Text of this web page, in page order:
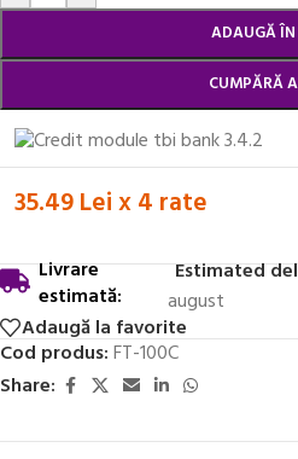
ADAUGĂ ÎN
CUMPĂRĂ
35.49 Lei x 4 rate
Livrare
estimată:
Estimated
august
Adaugă la favorite
Cod produs:FT-100C
Share: